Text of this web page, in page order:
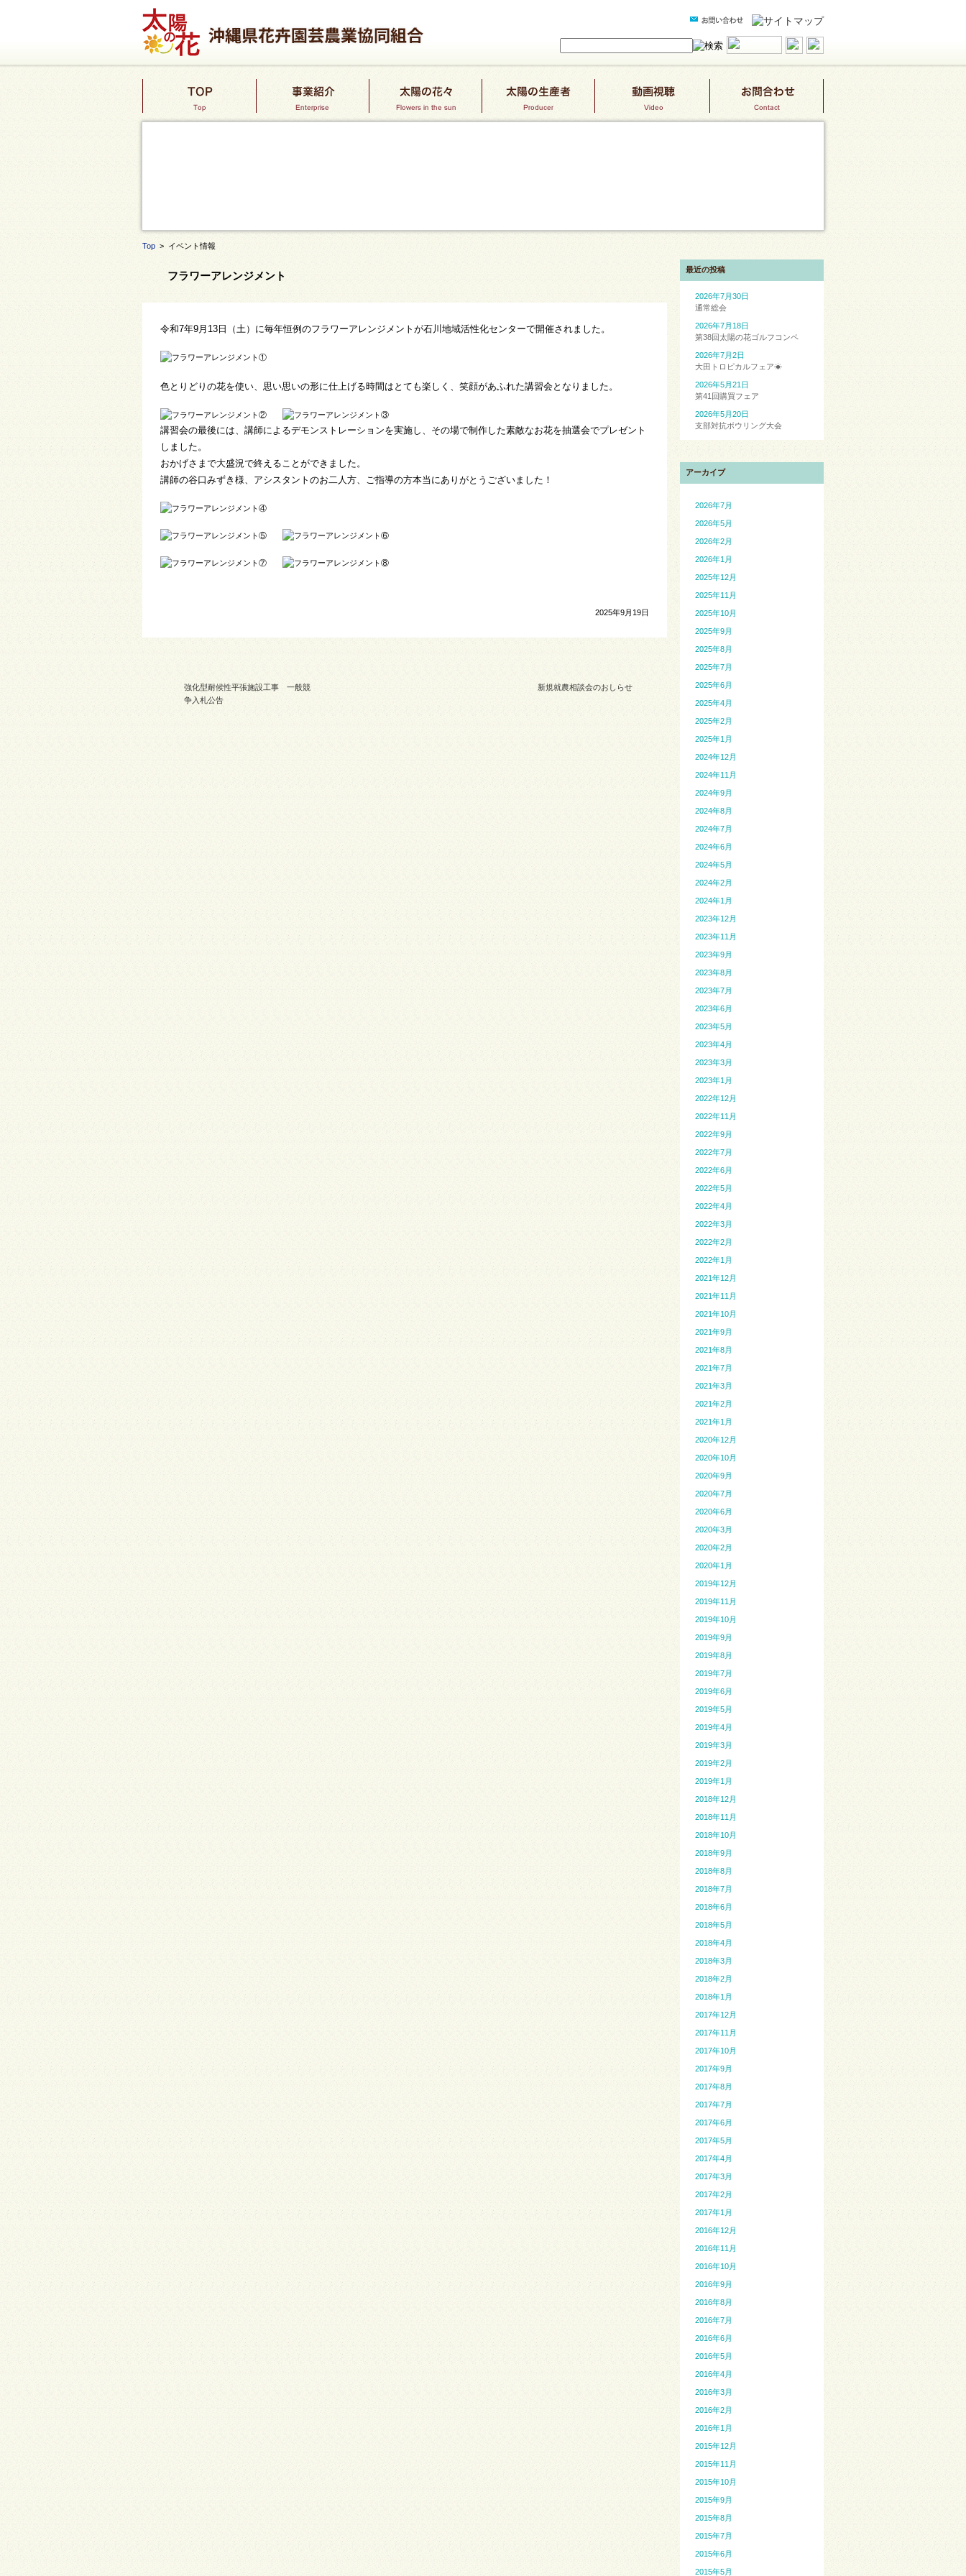
Top > イベント情報
フラワーアレンジメント
令和7年9月13日（土）に毎年恒例のフラワーアレンジメントが石川地域活性化センターで開催されました。
色とりどりの花を使い、思い思いの形に仕上げる時間はとても楽しく、笑顔があふれた講習会となりました。
講習会の最後には、講師によるデモンストレーションを実施し、その場で制作した素敵なお花を抽選会でプレゼント
しました。
おかげさまで大盛況で終えることができました。
講師の谷口みずき様、アシスタントのお二人方、ご指導の方本当にありがとうございました！
2025年9月19日
強化型耐候性平張施設工事 一般競
争入札公告
新規就農相談会のおしらせ
最近の投稿
2026年7月30日
通常総会
2026年7月18日
第38回太陽の花ゴルフコンペ
2026年7月2日
大田トロピカルフェア☀
2026年5月21日
第41回購買フェア
2026年5月20日
支部対抗ボウリング大会
アーカイブ
2026年7月
2026年5月
2026年2月
2026年1月
2025年12月
2025年11月
2025年10月
2025年9月
2025年8月
2025年7月
2025年6月
2025年4月
2025年2月
2025年1月
2024年12月
2024年11月
2024年9月
2024年8月
2024年7月
2024年6月
2024年5月
2024年2月
2024年1月
2023年12月
2023年11月
2023年9月
2023年8月
2023年7月
2023年6月
2023年5月
2023年4月
2023年3月
2023年1月
2022年12月
2022年11月
2022年9月
2022年7月
2022年6月
2022年5月
2022年4月
2022年3月
2022年2月
2022年1月
2021年12月
2021年11月
2021年10月
2021年9月
2021年8月
2021年7月
2021年3月
2021年2月
2021年1月
2020年12月
2020年10月
2020年9月
2020年7月
2020年6月
2020年3月
2020年2月
2020年1月
2019年12月
2019年11月
2019年10月
2019年9月
2019年8月
2019年7月
2019年6月
2019年5月
2019年4月
2019年3月
2019年2月
2019年1月
2018年12月
2018年11月
2018年10月
2018年9月
2018年8月
2018年7月
2018年6月
2018年5月
2018年4月
2018年3月
2018年2月
2018年1月
2017年12月
2017年11月
2017年10月
2017年9月
2017年8月
2017年7月
2017年6月
2017年5月
2017年4月
2017年3月
2017年2月
2017年1月
2016年12月
2016年11月
2016年10月
2016年9月
2016年8月
2016年7月
2016年6月
2016年5月
2016年4月
2016年3月
2016年2月
2016年1月
2015年12月
2015年11月
2015年10月
2015年9月
2015年8月
2015年7月
2015年6月
2015年5月